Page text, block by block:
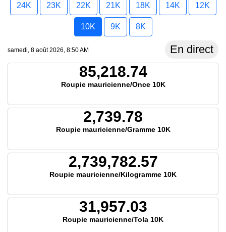
24K 23K 22K 21K 18K 14K 12K
10K 9K 8K
samedi, 8 août 2026, 8:50 AM En direct
85,218.74
Roupie mauricienne/Once 10K
2,739.78
Roupie mauricienne/Gramme 10K
2,739,782.57
Roupie mauricienne/Kilogramme 10K
31,957.03
Roupie mauricienne/Tola 10K